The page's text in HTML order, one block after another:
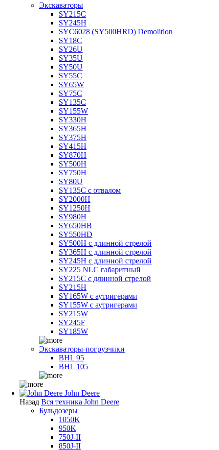
Экскаваторы
SY215C
SY245H
SYC6028 (SY500HRD) Demolition
SY18C
SY26U
SY35U
SY50U
SY55C
SY65W
SY75C
SY135C
SY155W
SY330H
SY365H
SY375H
SY415H
SY870H
SY500H
SY750H
SY80U
SY135C с отвалом
SY2000H
SY1250H
SY980H
SY650HB
SY550HD
SY500H с длинной стрелой
SY365H с длинной стрелой
SY245H с длинной стрелой
SY225 NLC габаритный
SY215C с длинной стрелой
SY215H
SY165W с аутригерами
SY155W с аутригерами
SY215W
SY245F
SY185W
Экскаваторы-погрузчики
BHL 95
BHL 105
John Deere
Назад Вся техника John Deere
Бульдозеры
1050K
950K
750J-II
850J-II